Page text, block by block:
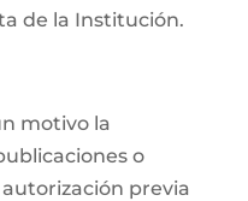
de la Institución.
motivo la
o
previa